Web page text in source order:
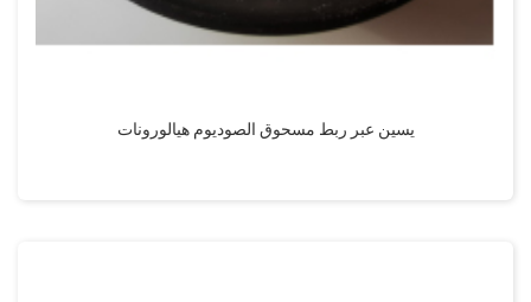
يسين عبر ربط مسحوق الصوديوم هيالورونات